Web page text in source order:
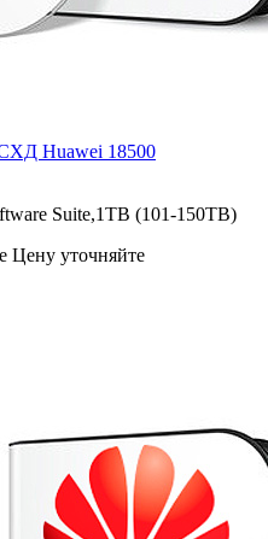
Huawei 18500
Suite,1TB (101-150TB)
Цену уточняйте